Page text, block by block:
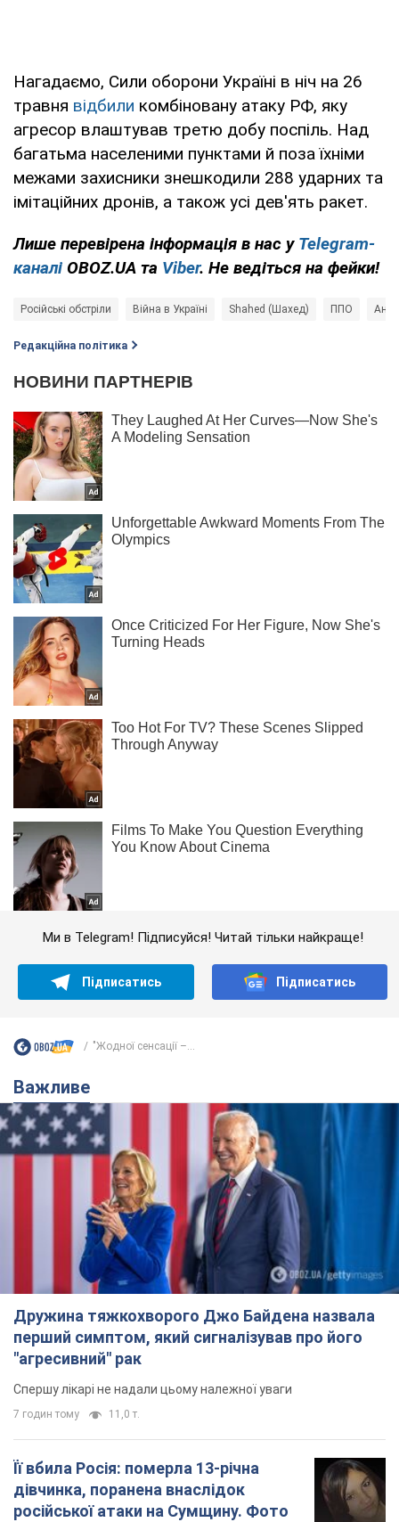
Нагадаємо, Сили оборони Україні в ніч на 26
травня відбили комбіновану атаку РФ, яку
агресор влаштував третю добу поспіль. Над
багатьма населеними пунктами й поза їхніми
межами захисники знешкодили 288 ударних та
імітаційних дронів, а також усі дев'ять ракет.
Лише перевірена інформація в нас у Telegram-
каналі OBOZ.UA та Viber. Не ведіться на фейки!
Російські обстріли Війна в Україні Shahed (Шахед) ППО
Редакційна політика
Ми в Telegram! Підписуйся! Читай тільки найкраще!
Підписатись Підписатись
"Жодної сенсації –...
Важливе
Дружина тяжкохворого Джо Байдена назвала
перший симптом, який сигналізував про його
"агресивний" рак
Спершу лікарі не надали цьому належної уваги
7 годин тому 11,0 т.
Її вбила Росія: померла 13-річна
дівчинка, поранена внаслідок
російської атаки на Сумщину. Фото